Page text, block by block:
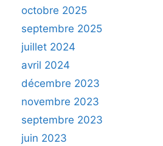
octobre 2025
septembre 2025
juillet 2024
avril 2024
décembre 2023
novembre 2023
septembre 2023
juin 2023